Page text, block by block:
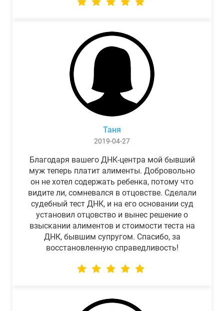
Таня
2019-04-27
Благодаря вашего ДНК-центра мой бывший
муж теперь платит алименты. Добровольно
он не хотел содержать ребенка, потому что
видите ли, сомневался в отцовстве. Сделали
судебный тест ДНК, и на его основании суд
установил отцовство и вынес решение о
взыскании алиментов и стоимости теста на
ДНК, бывшим супругом. Спасибо, за
восстановленную справедливость!